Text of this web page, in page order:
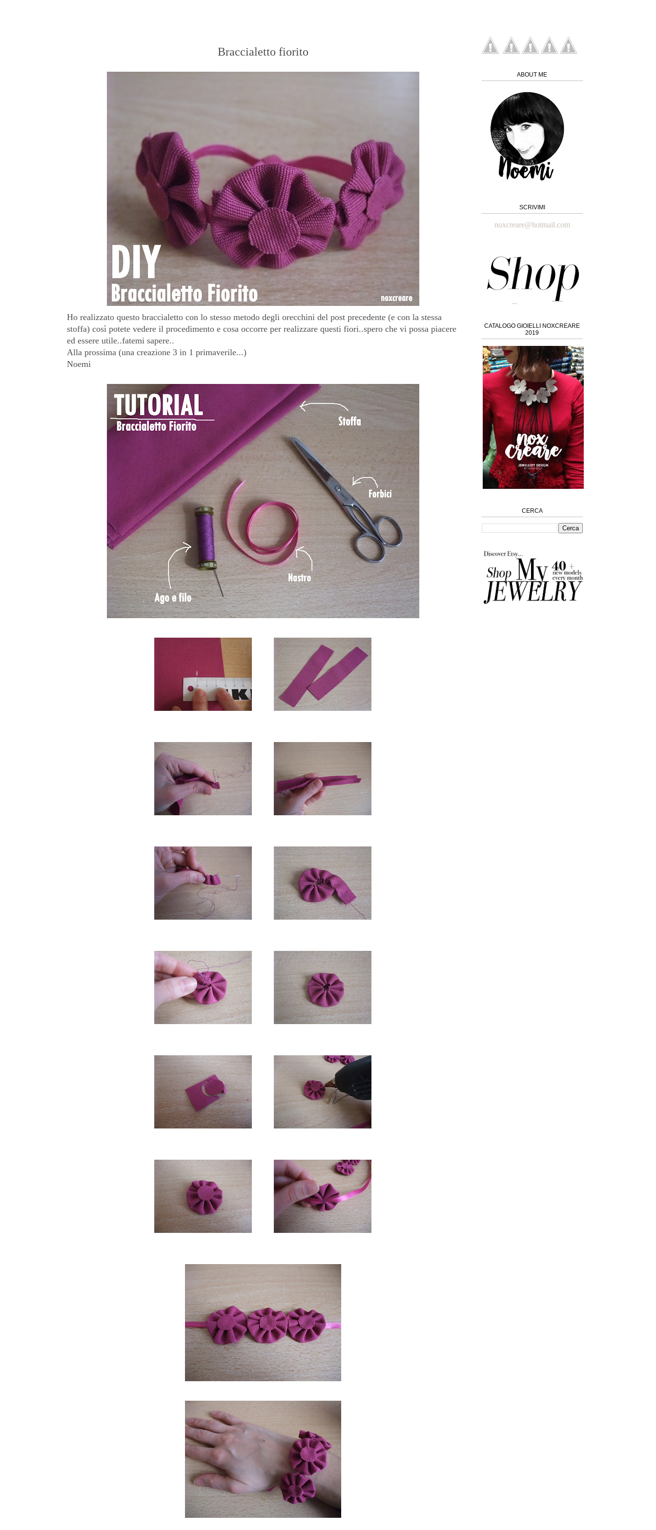
Braccialetto fiorito
Ho realizzato questo braccialetto con lo stesso metodo degli orecchini del post precedente (e con la stessa
stoffa) così potete vedere il procedimento e cosa occorre per realizzare questi fiori..spero che vi possa piacere
ed essere utile..fatemi sapere..
Alla prossima (una creazione 3 in 1 primaverile...)
Noemi
ABOUT ME
SCRIVIMI
noxcreare@hotmail.com
CATALOGO GIOIELLI NOXCREARE
2019
CERCA